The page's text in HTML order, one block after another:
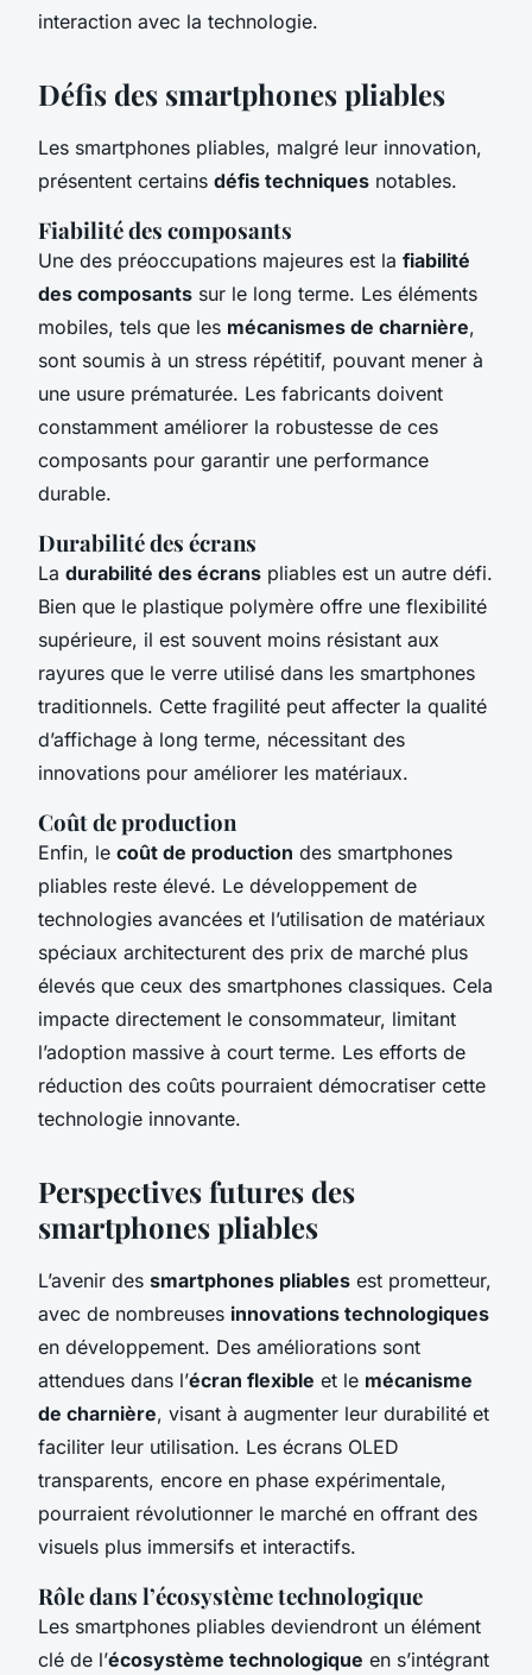
interaction avec la technologie.
Défis des smartphones pliables
Les smartphones pliables, malgré leur innovation,
présentent certains défis techniques notables.
Fiabilité des composants
Une des préoccupations majeures est la fiabilité
des composants sur le long terme. Les éléments
mobiles, tels que les mécanismes de charnière,
sont soumis à un stress répétitif, pouvant mener à
une usure prématurée. Les fabricants doivent
constamment améliorer la robustesse de ces
composants pour garantir une performance
durable.
Durabilité des écrans
La durabilité des écrans pliables est un autre défi.
Bien que le plastique polymère offre une flexibilité
supérieure, il est souvent moins résistant aux
rayures que le verre utilisé dans les smartphones
traditionnels. Cette fragilité peut affecter la qualité
d’affichage à long terme, nécessitant des
innovations pour améliorer les matériaux.
Coût de production
Enfin, le coût de production des smartphones
pliables reste élevé. Le développement de
technologies avancées et l’utilisation de matériaux
spéciaux architecturent des prix de marché plus
élevés que ceux des smartphones classiques. Cela
impacte directement le consommateur, limitant
l’adoption massive à court terme. Les efforts de
réduction des coûts pourraient démocratiser cette
technologie innovante.
Perspectives futures des
smartphones pliables
L’avenir des smartphones pliables est prometteur,
avec de nombreuses innovations technologiques
en développement. Des améliorations sont
attendues dans l’écran flexible et le mécanisme
de charnière, visant à augmenter leur durabilité et
faciliter leur utilisation. Les écrans OLED
transparents, encore en phase expérimentale,
pourraient révolutionner le marché en offrant des
visuels plus immersifs et interactifs.
Rôle dans l’écosystème technologique
Les smartphones pliables deviendront un élément
clé de l’écosystème technologique en s’intégrant